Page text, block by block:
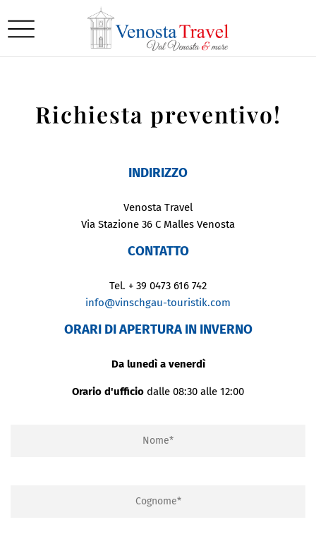
Richiesta preventivo!
INDIRIZZO
Venosta Travel
Via Stazione 36 C Malles Venosta
CONTATTO
Tel. + 39 0473 616 742
info@vinschgau-touristik.com
ORARI DI APERTURA IN INVERNO
Da lunedì a venerdì
Orario d'ufficio dalle 08:30 alle 12:00